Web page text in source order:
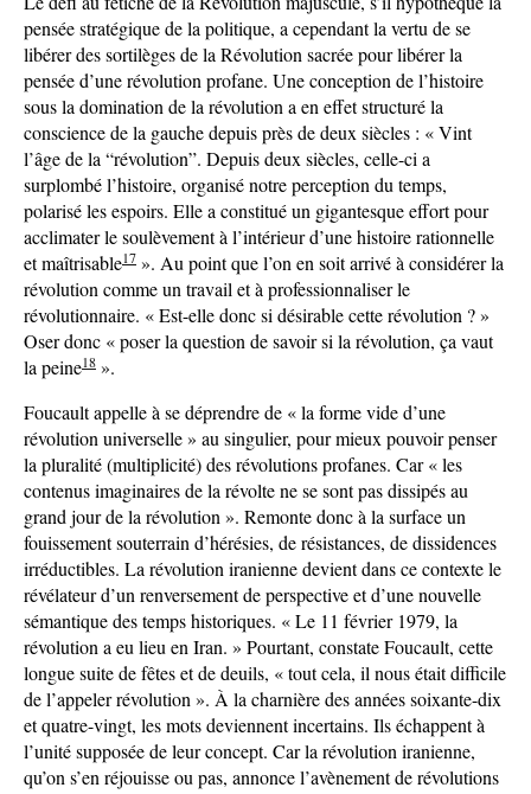
pensée stratégique de la politique, a cependant la vertu de se
libérer des sortilèges de la Révolution sacrée pour libérer la
pensée d’une révolution profane. Une conception de l’histoire
sous la domination de la révolution a en effet structuré la
conscience de la gauche depuis près de deux siècles : « Vint
l’âge de la “révolution”. Depuis deux siècles, celle-ci a
surplombé l’histoire, organisé notre perception du temps,
polarisé les espoirs. Elle a constitué un gigantesque effort pour
acclimater le soulèvement à l’intérieur d’une histoire rationnelle
et maîtrisable17 ». Au point que l’on en soit arrivé à considérer la
révolution comme un travail et à professionnaliser le
révolutionnaire. « Est-elle donc si désirable cette révolution ? »
Oser donc « poser la question de savoir si la révolution, ça vaut
la peine18 ».
Foucault appelle à se déprendre de « la forme vide d’une
révolution universelle » au singulier, pour mieux pouvoir penser
la pluralité (multiplicité) des révolutions profanes. Car « les
contenus imaginaires de la révolte ne se sont pas dissipés au
grand jour de la révolution ». Remonte donc à la surface un
fouissement souterrain d’hérésies, de résistances, de dissidences
irréductibles. La révolution iranienne devient dans ce contexte le
révélateur d’un renversement de perspective et d’une nouvelle
sémantique des temps historiques. « Le 11 février 1979, la
révolution a eu lieu en Iran. » Pourtant, constate Foucault, cette
longue suite de fêtes et de deuils, « tout cela, il nous était difficile
de l’appeler révolution ». À la charnière des années soixante-dix
et quatre-vingt, les mots deviennent incertains. Ils échappent à
l’unité supposée de leur concept. Car la révolution iranienne,
qu’on s’en réjouisse ou pas, annonce l’avènement de révolutions